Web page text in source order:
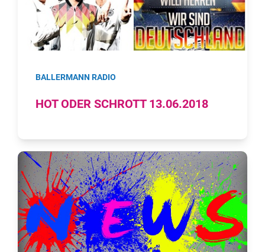
BALLERMANN RADIO
HOT ODER SCHROTT 13.06.2018